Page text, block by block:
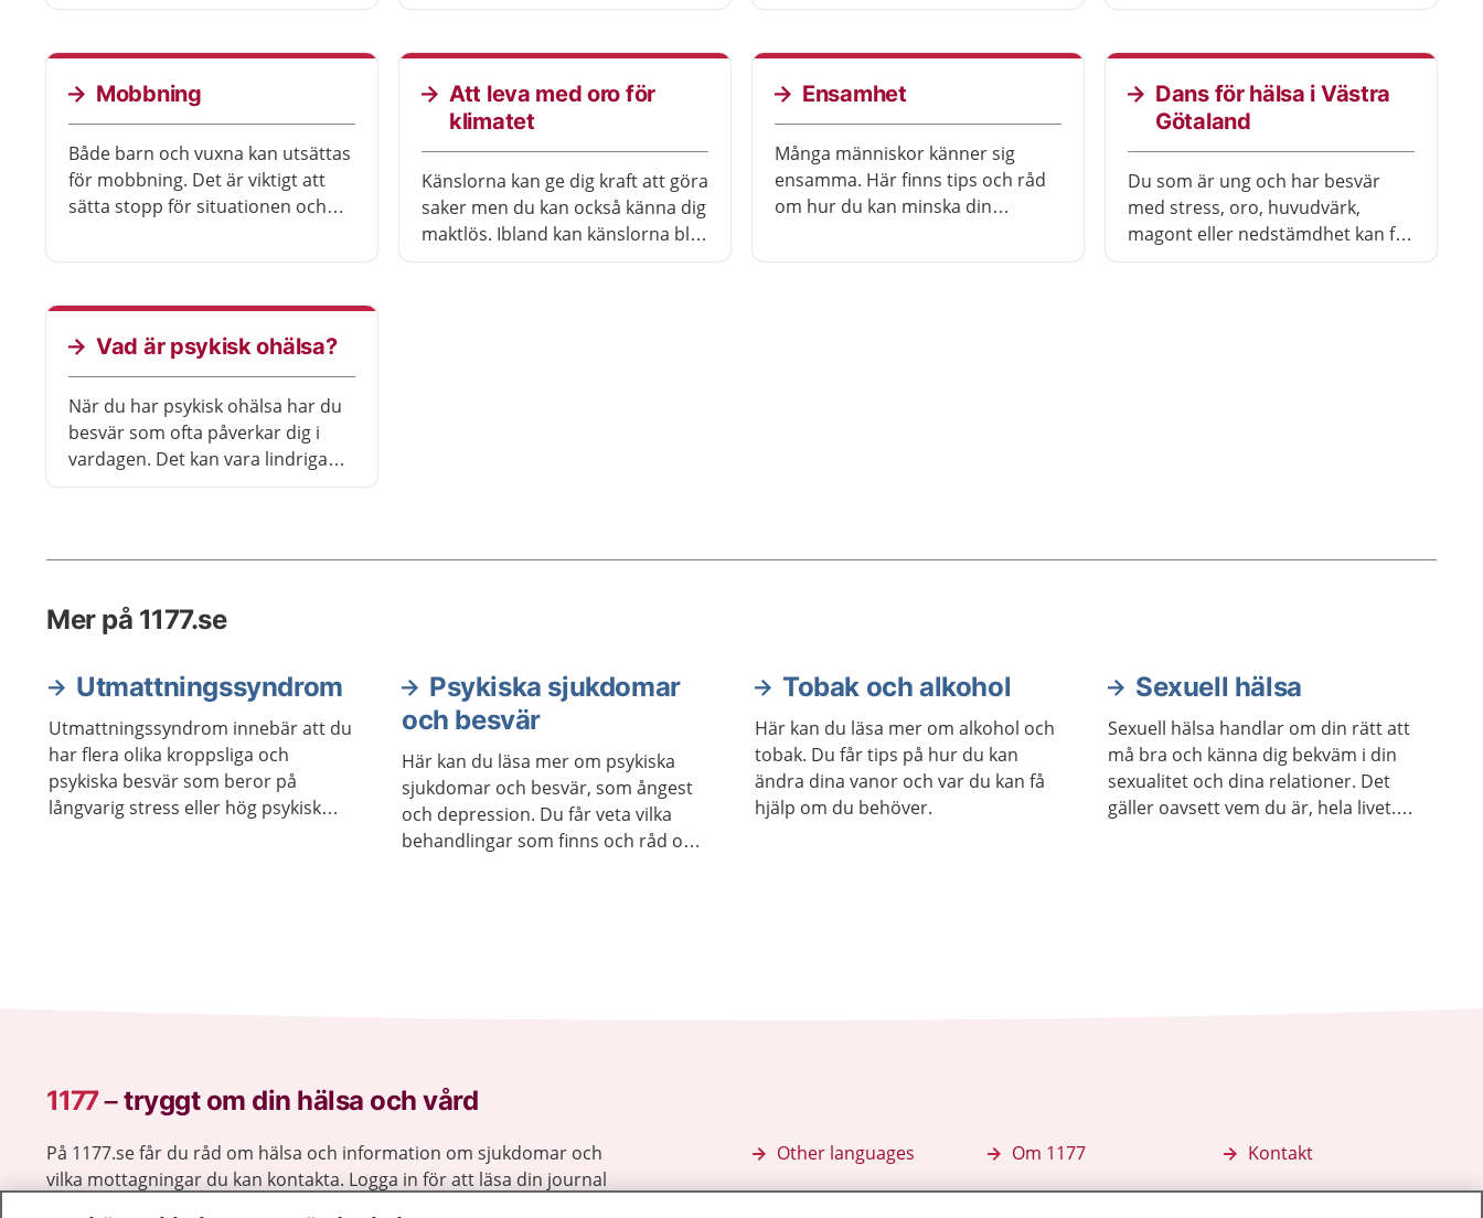
internetbehandling.
att du är värdefull. Det går att
träna upp sin självkänsla.
mildras oftast så småningom,
utan att du behöver hjälp från
hjälp. Du kan också läsa om olika
typer av avslappningsövningar
och lyssna på
Mobbning
Både barn och vuxna kan utsättas
för mobbning. Det är viktigt att
sätta stopp för situationen och
Att leva med oro för
klimatet
Känslorna kan ge dig kraft att göra
saker men du kan också känna dig
maktlös. Ibland kan känslorna bli
Ensamhet
Många människor känner sig
ensamma. Här finns tips och råd
om hur du kan minska din
Dans för hälsa i Västra
Götaland
Du som är ung och har besvär
med stress, oro, huvudvärk,
magont eller nedstämdhet kan få
Vad är psykisk ohälsa?
När du har psykisk ohälsa har du
besvär som ofta påverkar dig i
vardagen. Det kan vara lindriga
besvären kortvariga men ibland
anhöriga kan få stöd och hjälp om
Mer på 1177.se
Utmattningssyndrom
Utmattningssyndrom innebär att du
har flera olika kroppsliga och
psykiska besvär som beror på
långvarig stress eller hög psykisk
Psykiska sjukdomar
och besvär
Här kan du läsa mer om psykiska
sjukdomar och besvär, som ångest
och depression. Du får veta vilka
behandlingar som finns och råd om
Tobak och alkohol
Här kan du läsa mer om alkohol och
tobak. Du får tips på hur du kan
ändra dina vanor och var du kan få
hjälp om du behöver.
Sexuell hälsa
Sexuell hälsa handlar om din rätt att
må bra och känna dig bekväm i din
sexualitet och dina relationer. Det
gäller oavsett vem du är, hela livet.
1177–tryggt om din hälsa och vård
På 1177.se får du råd om hälsa och information om sjukdomar och
vilka mottagningar du kan kontakta. Logga in för att läsa din journal
Other languages
Lättläst svenska
Om 1177
E-tjänster
Kontakt
Press